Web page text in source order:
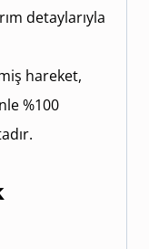
detaylarıyla
hareket,
%100